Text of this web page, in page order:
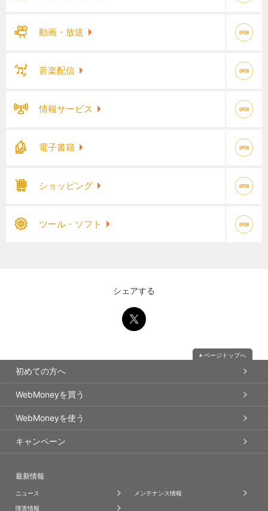
動画・放送
音楽配信
情報サービス
電子書籍
ショッピング
ツール・ソフト
シェアする
ページトップへ
初めての方へ
WebMoneyを買う
WebMoneyを使う
キャンペーン
最新情報
ニュース メンテナンス情報
障害情報